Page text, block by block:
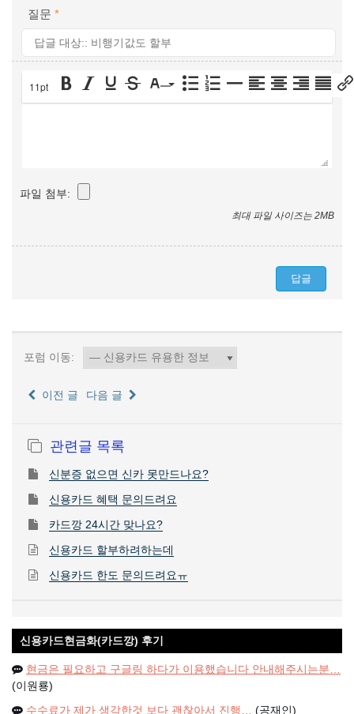
질문 *
11pt
파일 첨부:
최대 파일 사이즈는 2MB
포럼 이동:
이전 글 다음 글
관련글 목록
신분증 없으면 신카 못만드나요?
신용카드 혜택 문의드려요
카드깡 24시간 맞나요?
신용카드 할부하려하는데
신용카드 한도 문의드려요ㅠ
신용카드현금화(카드깡) 후기
현금은 필요하고 구글링 하다가 이용했습니다 안내해주시는분…
(이원룡)
수수료가 제가 생각한것 보다 괜찮아서 진행… (공재인)